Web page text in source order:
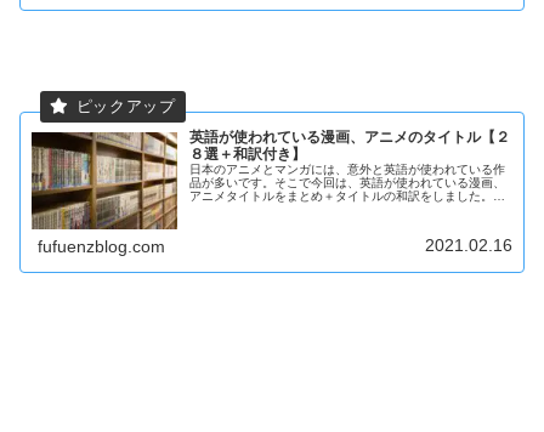
英語が使われている漫画、アニメのタイトル【２
８選＋和訳付き】
日本のアニメとマンガには、意外と英語が使われている作
品が多いです。そこで今回は、英語が使われている漫画、
アニメタイトルをまとめ＋タイトルの和訳をしました。和
fufuenzblog.com 2021.02.16